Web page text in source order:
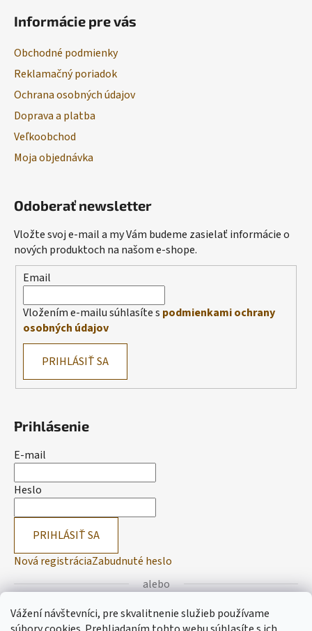
Vážení návštevníci, pre skvalitnenie služieb používame
Informácie pre vás
Obchodné podmienky
Reklamačný poriadok
Ochrana osobných údajov
Doprava a platba
Veľkoobchod
Moja objednávka
Odoberať newsletter
Vložte svoj e-mail a my Vám budeme zasielať informácie o
nových produktoch na našom e-shope.
Email
Vložením e-mailu súhlasíte s podmienkami ochrany
osobných údajov
PRIHLÁSIŤ SA
Prihlásenie
E-mail
Heslo
PRIHLÁSIŤ SA
Nová registráciaZabudnuté heslo
alebo
Prihlásiť sa cez Facebook